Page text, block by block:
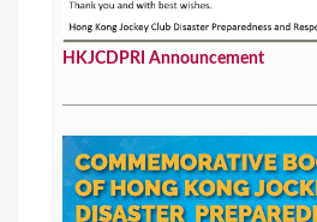
HKJCDPRI Announcement